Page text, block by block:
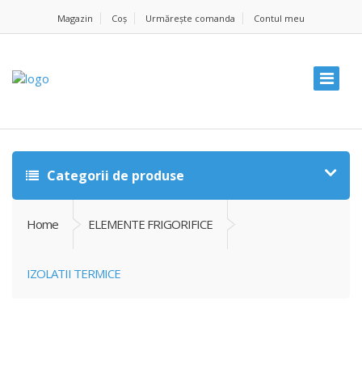
Magazin Coș Urmărește comanda Contul meu
Categorii de produse
Home ELEMENTE FRIGORIFICE
IZOLATII TERMICE